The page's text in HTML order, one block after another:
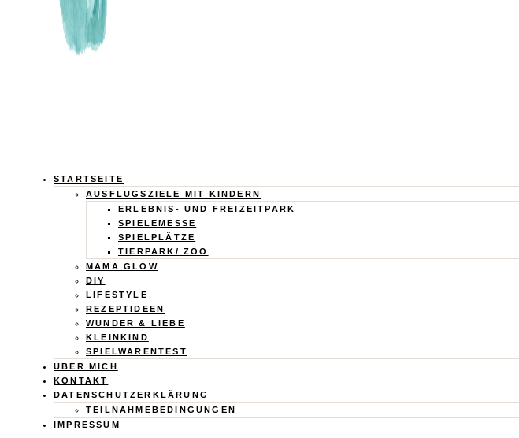
Calistas
Traum
STARTSEITE
AUSFLUGSZIELE MIT KINDERN
ERLEBNIS- UND FREIZEITPARK
SPIELEMESSE
SPIELPLÄTZE
TIERPARK/ ZOO
MAMA GLOW
DIY
LIFESTYLE
REZEPTIDEEN
WUNDER & LIEBE
KLEINKIND
SPIELWARENTEST
ÜBER MICH
KONTAKT
DATENSCHUTZERKLÄRUNG
TEILNAHMEBEDINGUNGEN
IMPRESSUM